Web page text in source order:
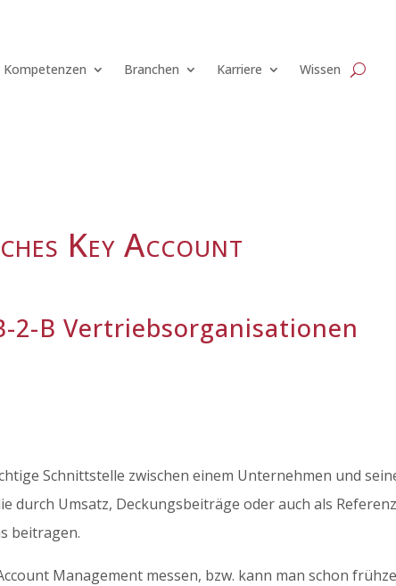
Kompetenzen Branchen Karriere Wissen
Key Account
2-B Vertriebsorganisationen
Schnittstelle zwischen einem Unternehmen und
durch Umsatz, Deckungsbeiträge oder auch als Referenz
beitragen.
Management messen, bzw. kann man schon